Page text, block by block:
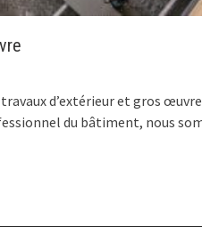
d’extérieur et gros œuvre
du bâtiment, nous